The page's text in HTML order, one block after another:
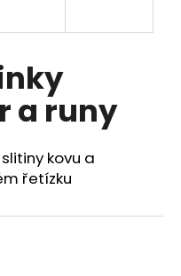
a runy
kovu a
řetízku